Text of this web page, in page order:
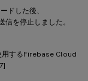
ドした後、
を停止しました。
用するFirebase Cloud